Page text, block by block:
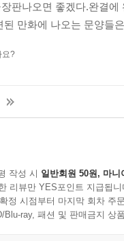
판나오면 좋겠다.완결
된 만화에 나오는 문양들
요?
작성 시 일반회원 50원, 마니
리뷰만 YES포인트 지급됩니
정 시점부터 마지막 회차 주
Blu-ray, 패션 및 판매금지 상